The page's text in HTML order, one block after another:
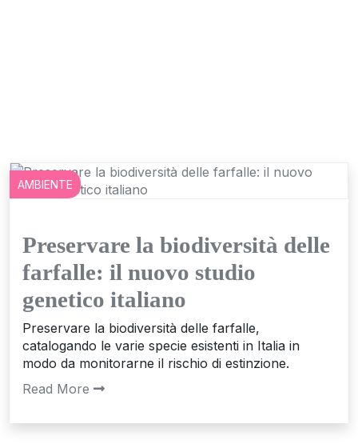
AMBIENTE
Preservare la biodiversità delle
farfalle: il nuovo studio
genetico italiano
Preservare la biodiversità delle farfalle,
catalogando le varie specie esistenti in Italia in
modo da monitorarne il rischio di estinzione.
Read More